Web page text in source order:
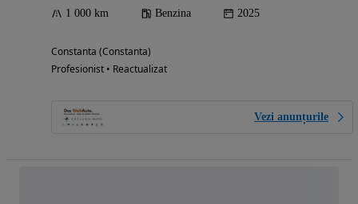
1 000 km Benzina 2025
Constanta (Constanta)
Profesionist • Reactualizat
Vezi anunțurile